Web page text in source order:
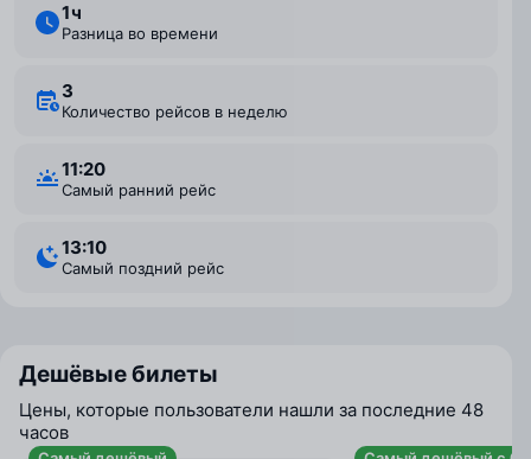
1 ⁠ч
Разница во времени
3
Количество рейсов в неделю
11:20
Самый ранний рейс
13:10
Самый поздний рейс
Дешёвые билеты
Цены, которые пользователи нашли за последние 48
часов